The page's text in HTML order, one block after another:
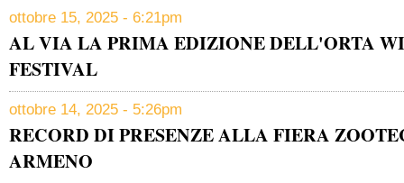
ottobre 15, 2025 - 6:21pm
AL VIA LA PRIMA EDIZIONE DELL'ORTA
FESTIVAL
ottobre 14, 2025 - 5:26pm
RECORD DI PRESENZE ALLA FIERA
ARMENO